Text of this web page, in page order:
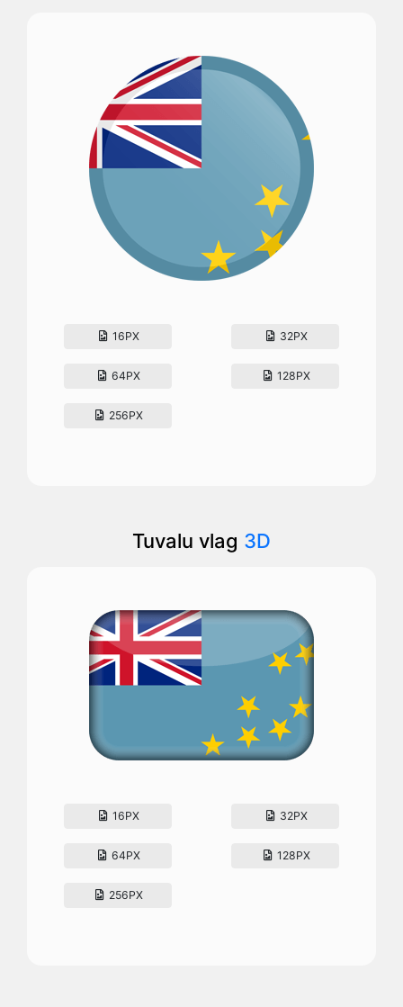
16PX 32PX
64PX 128PX
256PX
Tuvalu vlag 3D
16PX 32PX
64PX 128PX
256PX